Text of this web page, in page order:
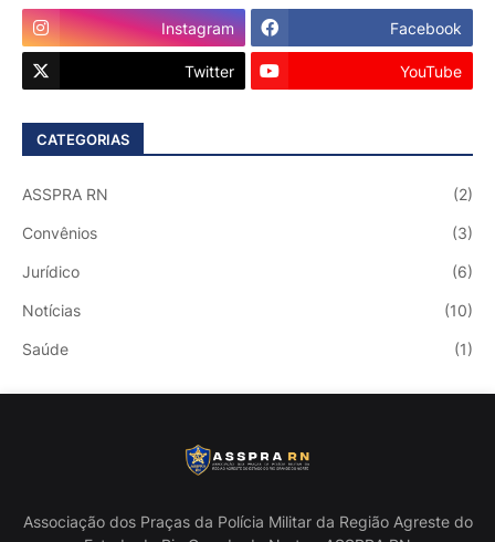
Instagram Facebook
Twitter YouTube
CATEGORIAS
ASSPRA RN (2)
Convênios (3)
Jurídico (6)
Notícias (10)
Saúde (1)
Associação dos Praças da Polícia Militar da Região Agreste do